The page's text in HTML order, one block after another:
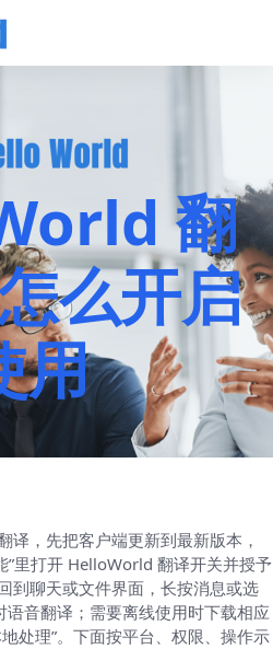
翻
么开启
用
，先把客户端更新到最新版本，
里打开 HelloWorld 翻译开关并授予
到聊天或文件界面，长按消息或选
语音翻译；需要离线使用时下载相应
处理”。下面按平台、权限、操作示